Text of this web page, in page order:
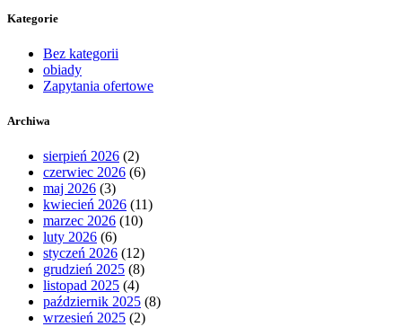
Kategorie
Bez kategorii
obiady
Zapytania ofertowe
Archiwa
sierpień 2026 (2)
czerwiec 2026 (6)
maj 2026 (3)
kwiecień 2026 (11)
marzec 2026 (10)
luty 2026 (6)
styczeń 2026 (12)
grudzień 2025 (8)
listopad 2025 (4)
październik 2025 (8)
wrzesień 2025 (2)